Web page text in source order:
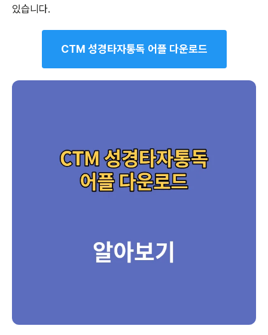
있습니다.
CTM 성경타자통독 어플 다운로드